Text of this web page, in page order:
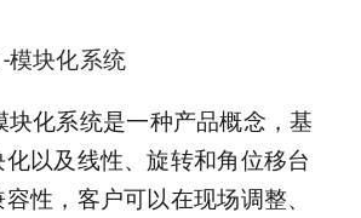
模块化系统
块化系统是一种产品概念，基
以及线性、旋转和角位移台
性，客户可以在现场调整、